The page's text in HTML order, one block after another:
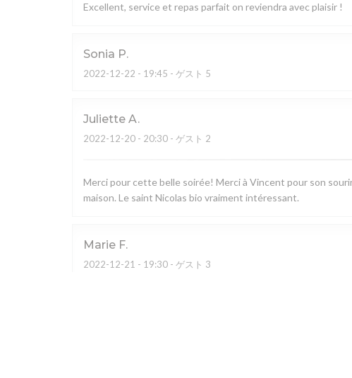
Excellent, service et repas parfait on reviendra avec plaisir !
Sonia P
2022-12-22 - 19:45 - ゲスト 5
Juliette A
2022-12-20 - 20:30 - ゲスト 2
Merci pour cette belle soirée! Merci à Vincent pour son
maison. Le saint Nicolas bio vraiment intéressant.
Marie F
2022-12-21 - 19:30 - ゲスト 3